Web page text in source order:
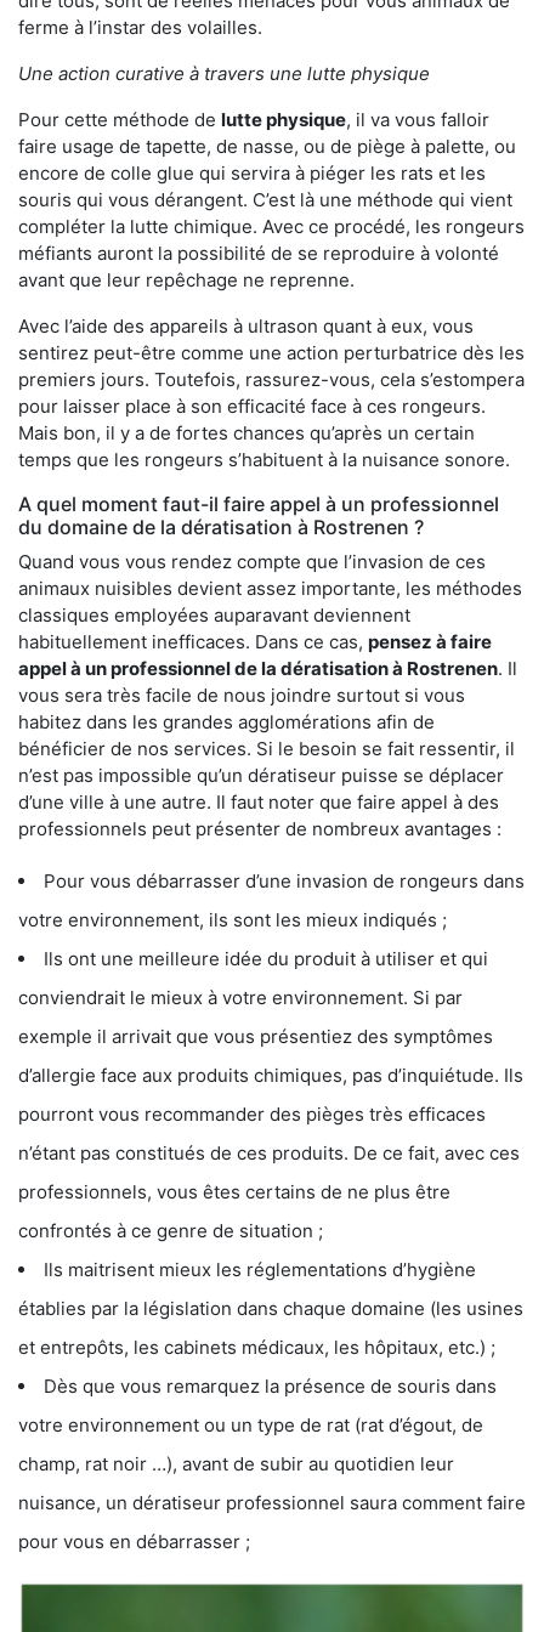
ferme à l’instar des volailles.
Une action curative à travers une lutte physique
Pour cette méthode de lutte physique, il va vous falloir
faire usage de tapette, de nasse, ou de piège à palette, ou
encore de colle glue qui servira à piéger les rats et les
souris qui vous dérangent. C’est là une méthode qui vient
compléter la lutte chimique. Avec ce procédé, les rongeurs
méfiants auront la possibilité de se reproduire à volonté
avant que leur repêchage ne reprenne.
Avec l’aide des appareils à ultrason quant à eux, vous
sentirez peut-être comme une action perturbatrice dès les
premiers jours. Toutefois, rassurez-vous, cela s’estompera
pour laisser place à son efficacité face à ces rongeurs.
Mais bon, il y a de fortes chances qu’après un certain
temps que les rongeurs s’habituent à la nuisance sonore.
A quel moment faut-il faire appel à un professionnel
du domaine de la dératisation à Rostrenen ?
Quand vous vous rendez compte que l’invasion de ces
animaux nuisibles devient assez importante, les méthodes
classiques employées auparavant deviennent
habituellement inefficaces. Dans ce cas, pensez à faire
appel à un professionnel de la dératisation à Rostrenen. Il
vous sera très facile de nous joindre surtout si vous
habitez dans les grandes agglomérations afin de
bénéficier de nos services. Si le besoin se fait ressentir, il
n’est pas impossible qu’un dératiseur puisse se déplacer
d’une ville à une autre. Il faut noter que faire appel à des
professionnels peut présenter de nombreux avantages :
Pour vous débarrasser d’une invasion de rongeurs dans
votre environnement, ils sont les mieux indiqués ;
Ils ont une meilleure idée du produit à utiliser et qui
conviendrait le mieux à votre environnement. Si par
exemple il arrivait que vous présentiez des symptômes
d’allergie face aux produits chimiques, pas d’inquiétude. Ils
pourront vous recommander des pièges très efficaces
n’étant pas constitués de ces produits. De ce fait, avec ces
professionnels, vous êtes certains de ne plus être
confrontés à ce genre de situation ;
Ils maitrisent mieux les réglementations d’hygiène
établies par la législation dans chaque domaine (les usines
et entrepôts, les cabinets médicaux, les hôpitaux, etc.) ;
Dès que vous remarquez la présence de souris dans
votre environnement ou un type de rat (rat d’égout, de
champ, rat noir …), avant de subir au quotidien leur
nuisance, un dératiseur professionnel saura comment faire
pour vous en débarrasser ;